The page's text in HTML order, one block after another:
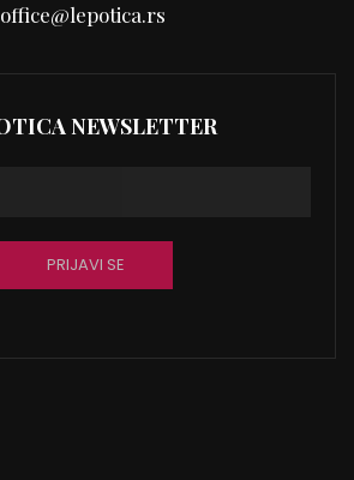
office@lepotica.rs
NEWSLETTER